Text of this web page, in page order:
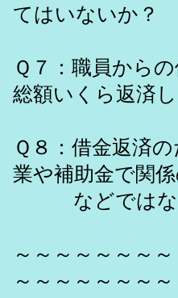
てはいないか？
（
Ｑ７：職員から
総額いくら返済
（
Ｑ８：借金返済
業や補助金で関
などではな
（
～～～～～～～
～～～～～～～